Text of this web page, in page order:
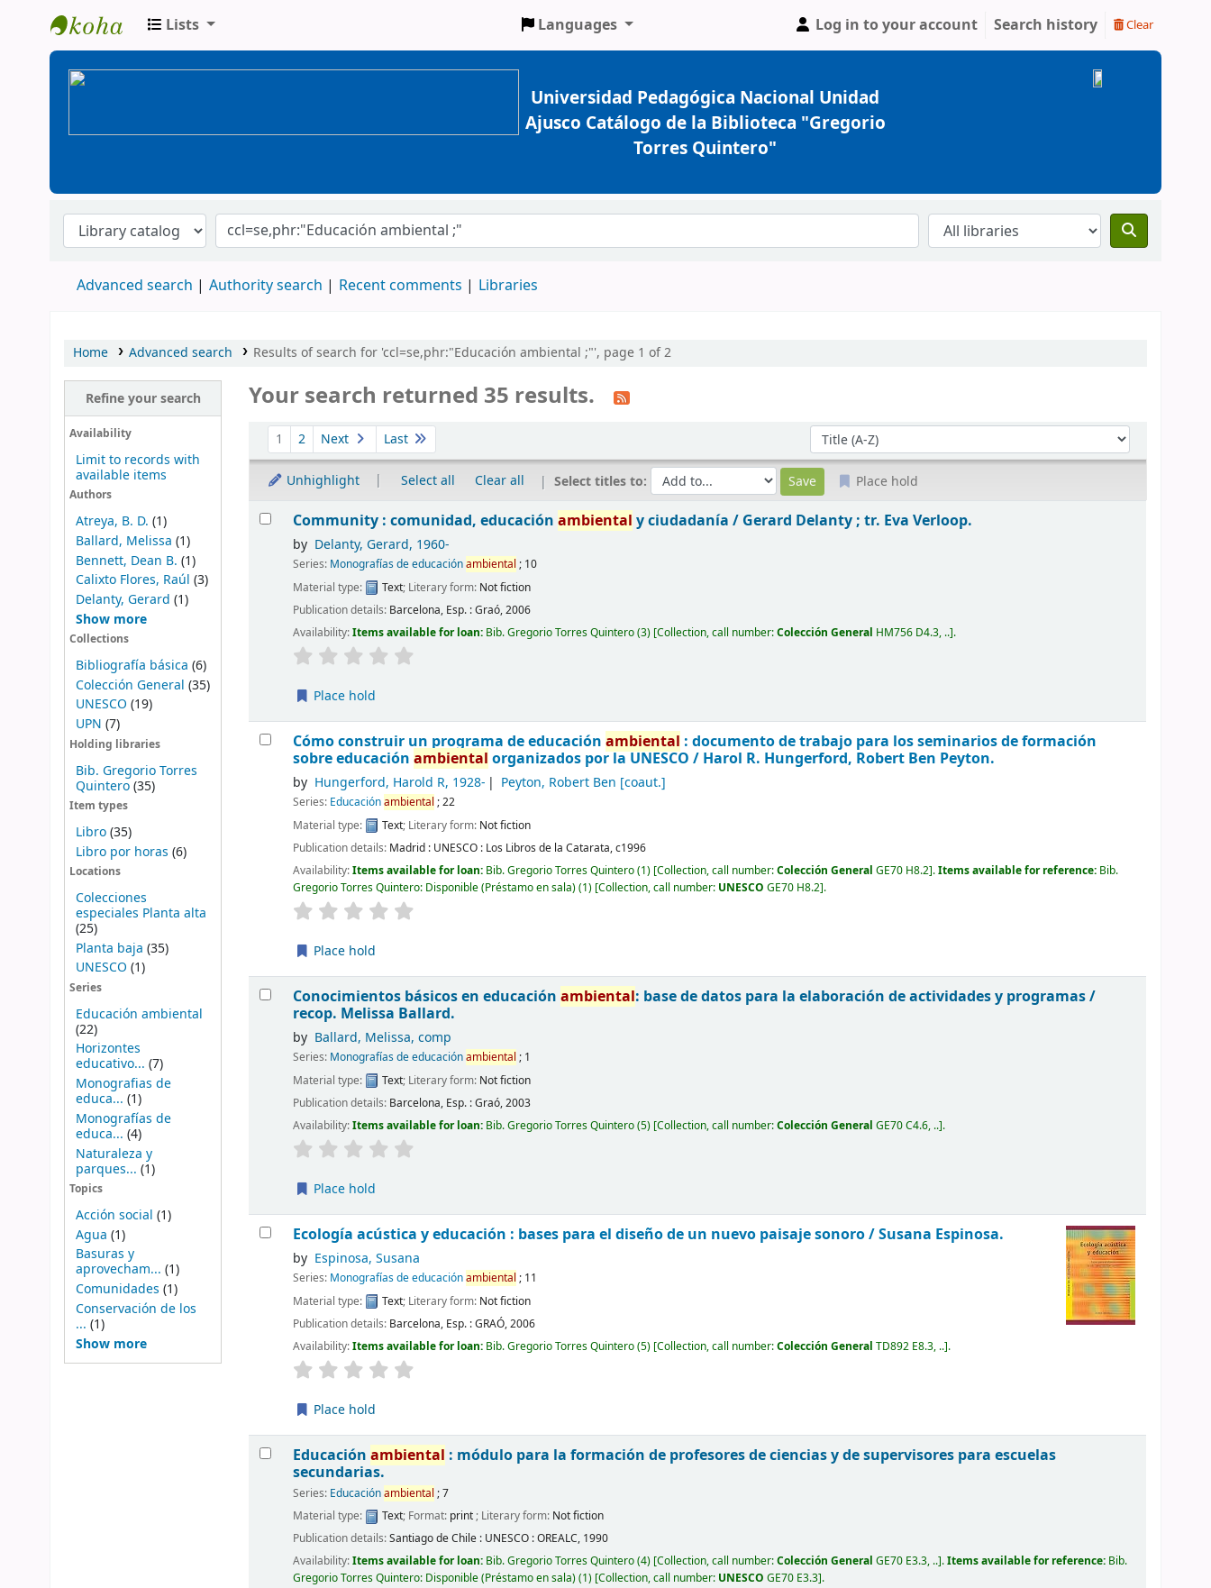
BiblioGTQ
Lists Languages Log in to your account Search history Clear
Universidad Pedagógica Nacional Unidad
Ajusco Catálogo de la Biblioteca "Gregorio
Torres Quintero"
Advanced search Authority search Recent comments Libraries
Home Advanced search Results of search for 'ccl=se,phr:"Educación ambiental ;"', page 1 of 2
Refine your search
Availability
Limit to records with
available items
Authors
Atreya, B. D. (1)
Ballard, Melissa (1)
Bennett, Dean B. (1)
Calixto Flores, Raúl (3)
Delanty, Gerard (1)
Show more
Collections
Bibliografía básica (6)
Colección General (35)
UNESCO (19)
UPN (7)
Holding libraries
Bib. Gregorio Torres
Quintero(35)
Item types
Libro(35)
Libro por horas (6)
Locations
Colecciones
especiales Planta alta
(25)
Planta baja (35)
UNESCO (1)
Series
Educación ambiental
(22)
Horizontes
educativo... (7)
Monografias de
educa... (1)
Monografías de
educa... (4)
Naturaleza y
parques... (1)
Topics
Acción social (1)
Agua (1)
Basuras y
aprovecham... (1)
Comunidades (1)
Conservación de los
... (1)
Show more
Your search returned 35 results.
Sort
1 2 Next Last Sort by:
Unhighlight Select all Clear all Select titles to: Place hold
Results
Community : comunidad, educaciónambiental y ciudadanía / Gerard Delanty ; tr. Eva Verloop.
by Delanty, Gerard, 1960-
Series: Monografías de educaciónambiental ; 10
Material type:
Text; Literary form: Not fiction
Publication details: Barcelona, Esp. :Graó,2006
Availability:Items available for loan: Bib. Gregorio Torres Quintero(3) Collection, call number:Colección General HM756 D4.3, .. .
Place hold
Cómo construir un programa de educaciónambiental : documento de trabajo para los seminarios de formación
sobre educaciónambiental organizados por la UNESCO / Harol R. Hungerford, Robert Ben Peyton.
by Hungerford, Harold R, 1928- Peyton, Robert Ben [coaut.]
Series: Educaciónambiental ; 22
Material type:
Text; Literary form: Not fiction
Publication details: Madrid : UNESCO : Los Libros de la Catarata,c1996
Availability:Items available for loan: Bib. Gregorio Torres Quintero(1) Collection, call number:Colección GeneralGE70 H8.2 .Items available for reference: Bib.
Gregorio Torres Quintero: Disponible (Préstamo en sala)(1) Collection, call number: UNESCOGE70 H8.2 .
Place hold
Conocimientos básicos en educaciónambiental: base de datos para la elaboración de actividades y programas /
recop. Melissa Ballard.
by Ballard, Melissa, comp
Series: Monografías de educaciónambiental ; 1
Material type:
Text; Literary form: Not fiction
Publication details: Barcelona, Esp. :Graó,2003
Availability:Items available for loan: Bib. Gregorio Torres Quintero(5) Collection, call number:Colección GeneralGE70 C4.6, .. .
Place hold
Ecología acústica y educación : bases para el diseño de un nuevo paisaje sonoro /Susana Espinosa.
by Espinosa, Susana
Series: Monografías de educaciónambiental ; 11
Material type:
Text; Literary form: Not fiction
Publication details: Barcelona, Esp. :GRAÓ,2006
Availability:Items available for loan: Bib. Gregorio Torres Quintero(5) Collection, call number:Colección GeneralTD892 E8.3, .. .
Place hold
Educaciónambiental : módulo para la formación de profesores de ciencias y de supervisores para escuelas
secundarias.
Series: Educaciónambiental ; 7
Material type:
Text; Format: print; Literary form: Not fiction
Publication details:Santiago de Chile : UNESCO : OREALC, 1990
Availability:Items available for loan: Bib. Gregorio Torres Quintero(4) Collection, call number:Colección GeneralGE70 E3.3, .. .Items available for reference: Bib.
Gregorio Torres Quintero: Disponible (Préstamo en sala)(1) Collection, call number: UNESCOGE70 E3.3 .